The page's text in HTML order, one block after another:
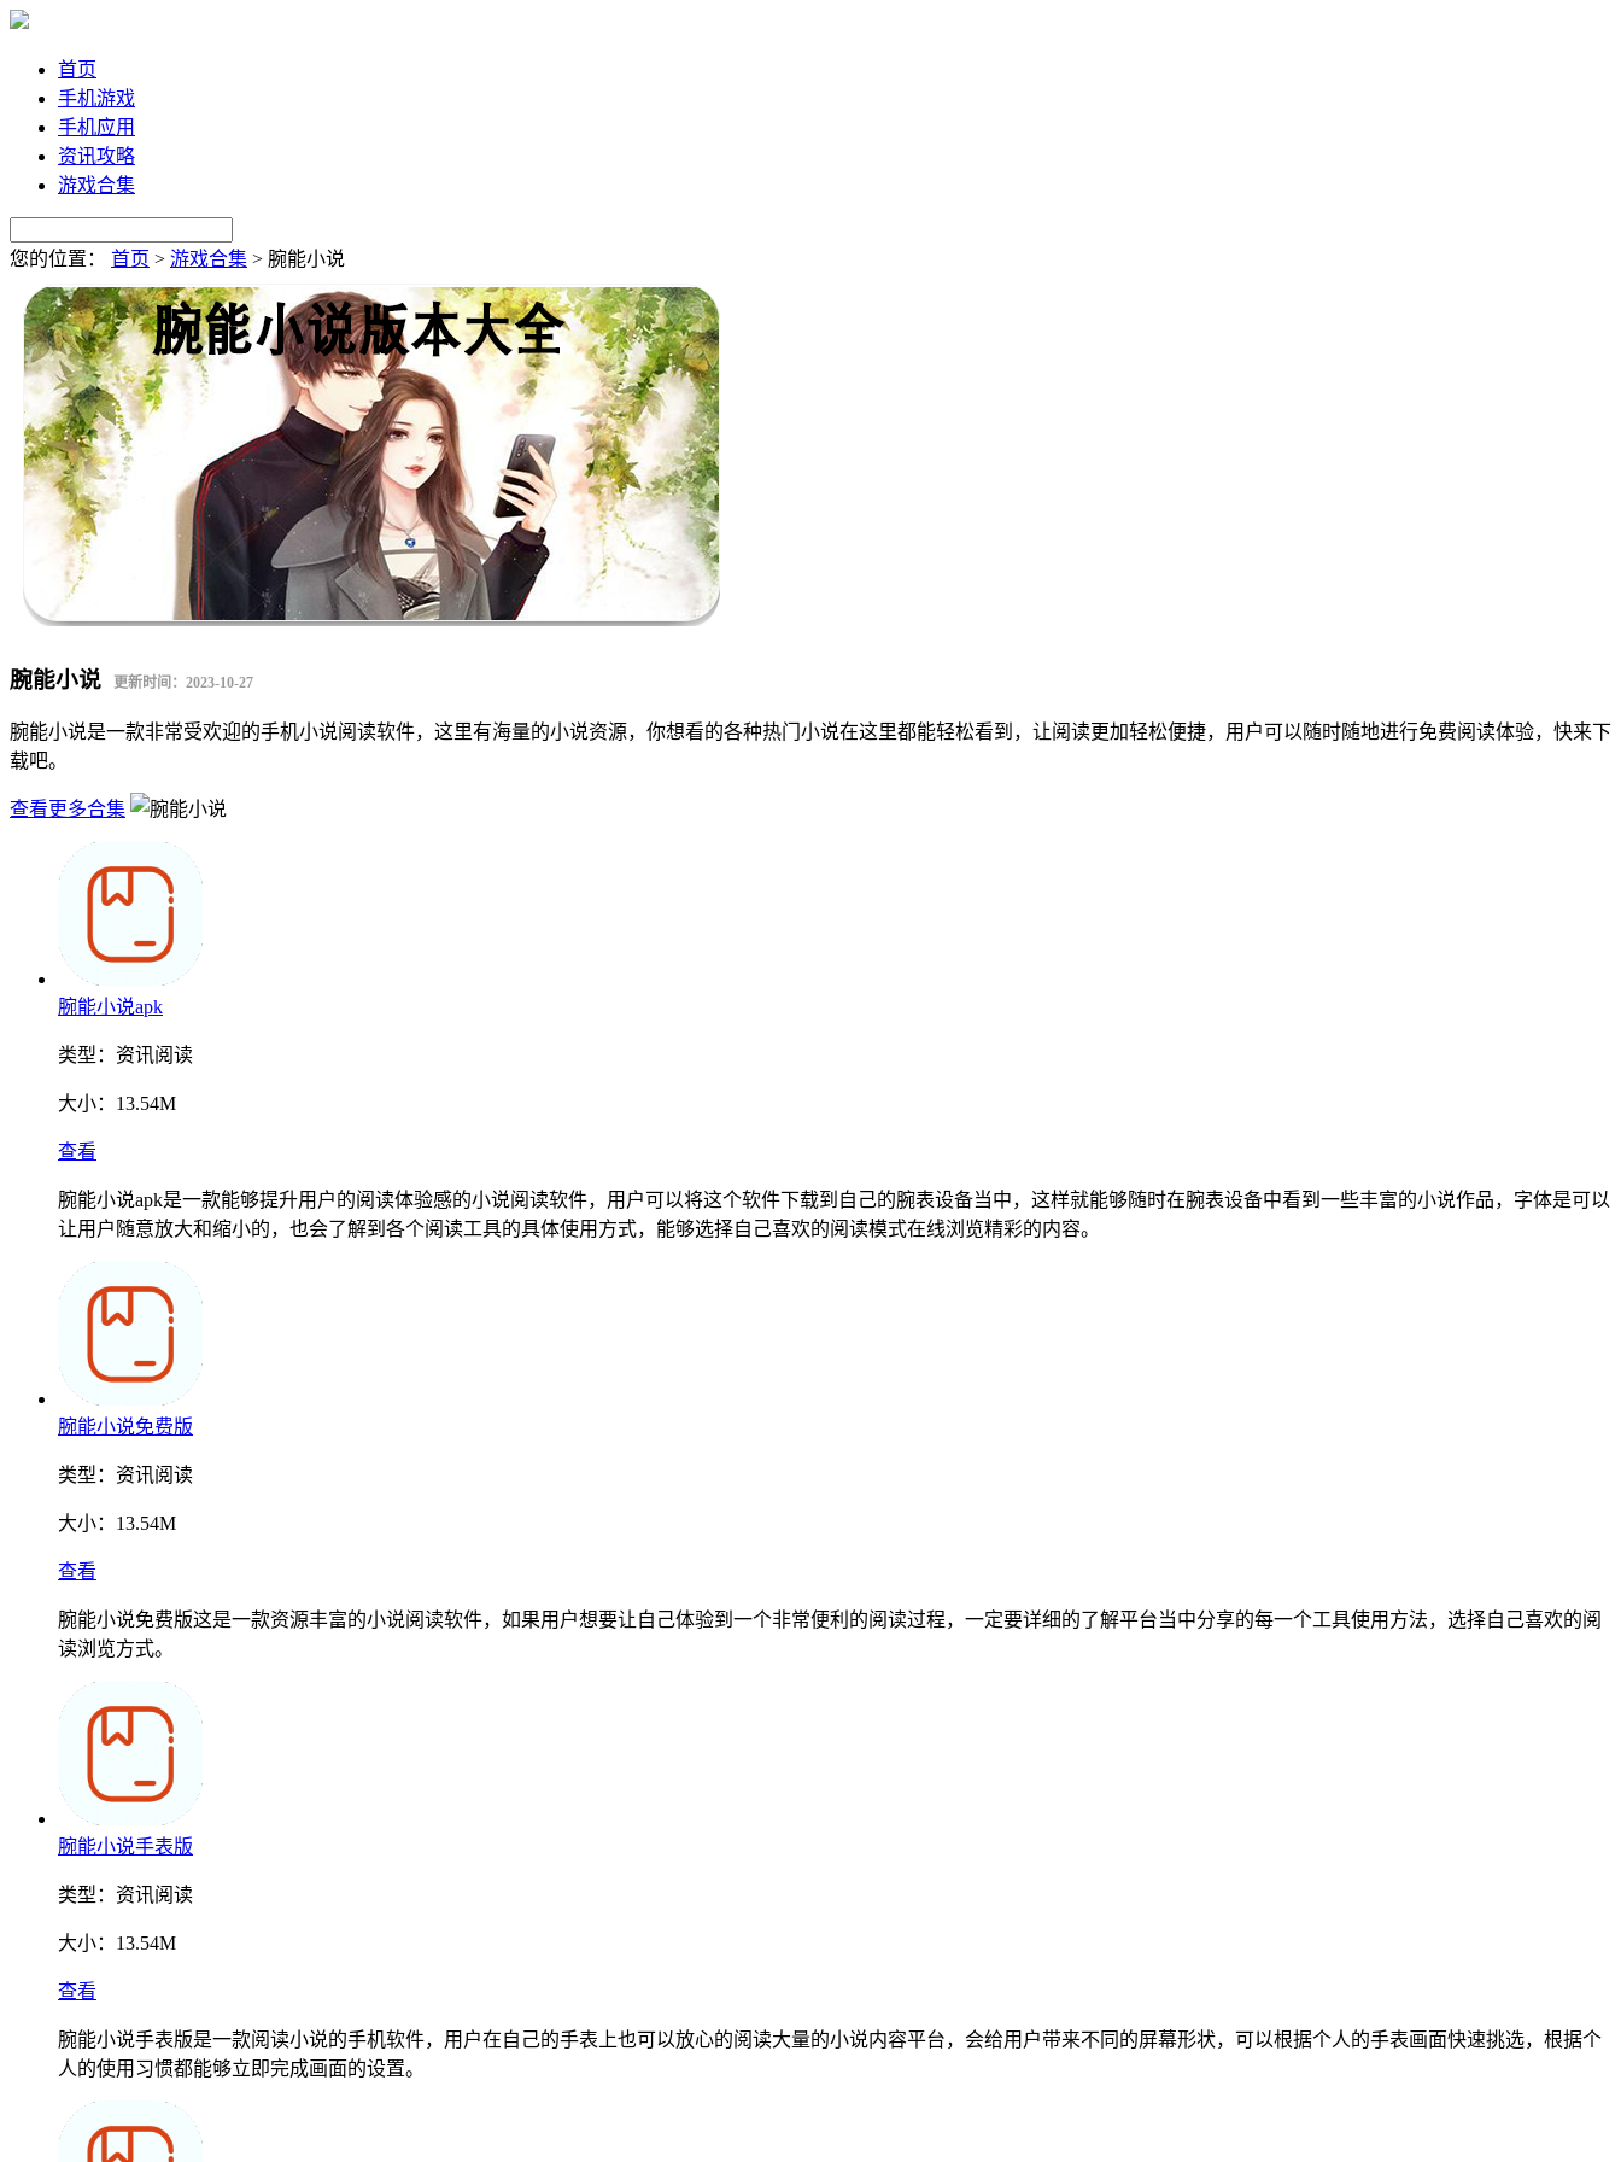
首页
手机游戏
手机应用
资讯攻略
游戏合集
您的位置： 首页 > 游戏合集 > 腕能小说
腕能小说 更新时间：2023-10-27
腕能小说是一款非常受欢迎的手机小说阅读软件，这里有海量的小说资源，你想看的各种热门小说在这里都能轻松看到，让阅读更加轻松便捷，用户可以随时随地进行免费阅读体验，快来下
载吧。
查看更多合集
腕能小说apk
类型： 资讯阅读
大小： 13.54M
查看
腕能小说apk是一款能够提升用户的阅读体验感的小说阅读软件，用户可以将这个软件下载到自己的腕表设备当中，这样就能够随时在腕表设备中看到一些丰富的小说作品，字体是可以
让用户随意放大和缩小的，也会了解到各个阅读工具的具体使用方式，能够选择自己喜欢的阅读模式在线浏览精彩的内容。
腕能小说免费版
类型： 资讯阅读
大小： 13.54M
查看
腕能小说免费版这是一款资源丰富的小说阅读软件，如果用户想要让自己体验到一个非常便利的阅读过程，一定要详细的了解平台当中分享的每一个工具使用方法，选择自己喜欢的阅
读浏览方式。
腕能小说手表版
类型： 资讯阅读
大小： 13.54M
查看
腕能小说手表版是一款阅读小说的手机软件，用户在自己的手表上也可以放心的阅读大量的小说内容平台，会给用户带来不同的屏幕形状，可以根据个人的手表画面快速挑选，根据个
人的使用习惯都能够立即完成画面的设置。